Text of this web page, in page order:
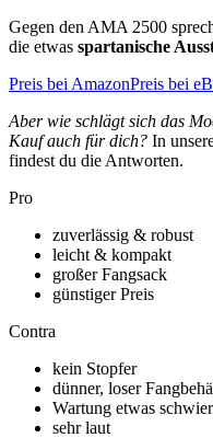
Gegen den AMA 2500
die etwas spartanische
Preis bei AmazonPreis bei
Aber wie schlägt sich das
Kauf auch für dich? In
findest du die Antworten.
Pro
zuverlässig & robust
leicht & kompakt
großer Fangsack
günstiger Preis
Contra
kein Stopfer
dünner, loser
Wartung etwas
sehr laut